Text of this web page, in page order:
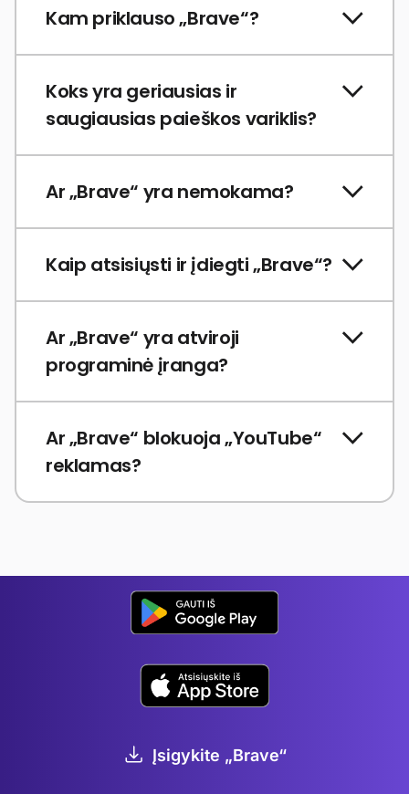
Kam priklauso „Brave“?
Koks yra geriausias ir
saugiausias paieškos variklis?
Ar „Brave“ yra nemokama?
Kaip atsisiųsti ir įdiegti „Brave“?
Ar „Brave“ yra atviroji
programinė įranga?
Ar „Brave“ blokuoja „YouTube“
reklamas?
Įsigykite „Brave“